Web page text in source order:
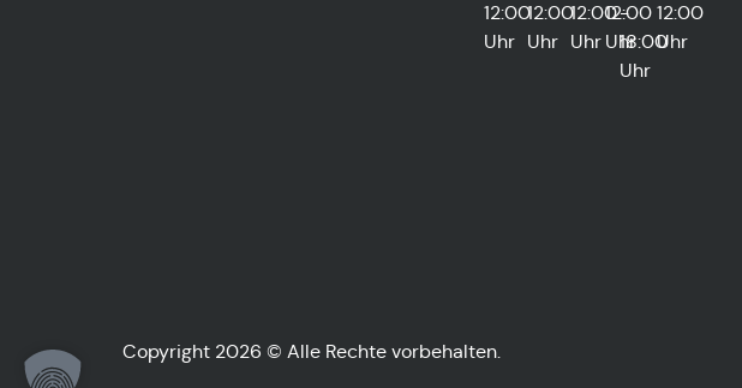
12:00
Uhr
12:00
Uhr
12:00
Uhr
12:00
Uhr
-
18:00
Uhr
12:00
Uhr
Copyright 2026 © Alle Rechte vorbehalten.